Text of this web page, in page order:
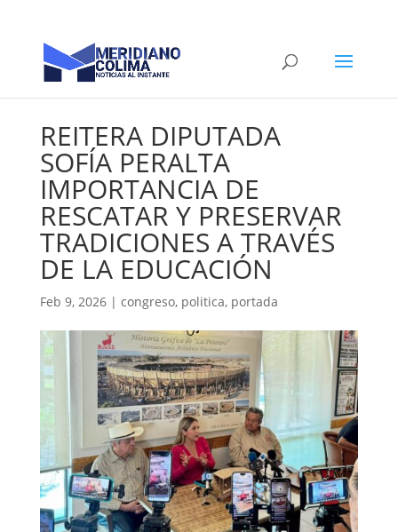
REITERA DIPUTADA
SOFÍA PERALTA
IMPORTANCIA DE
RESCATAR Y PRESERVAR
TRADICIONES A TRAVÉS
DE LA EDUCACIÓN
Feb 9, 2026| congreso, politica, portada